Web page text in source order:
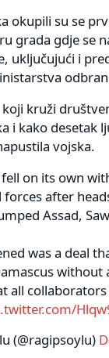
okupili su se
grada gdje se
uključujući i
kruži
i kako desetak
vojska.
fell on its own
forces after
Assad,
was a deal
without
all
(@ragipsoylu)